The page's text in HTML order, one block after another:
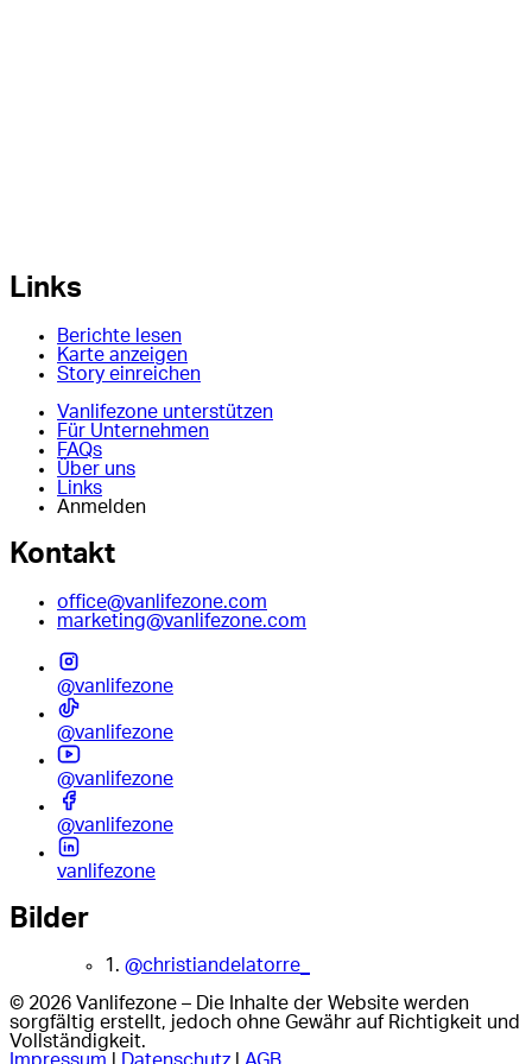
Links
Berichte lesen
Karte anzeigen
Story einreichen
Vanlifezone unterstützen
Für Unternehmen
FAQs
Über uns
Links
Anmelden
Kontakt
office@vanlifezone.com
marketing@vanlifezone.com
@vanlifezone
@vanlifezone
@vanlifezone
@vanlifezone
vanlifezone
Bilder
1. @christiandelatorre_
© 2026 Vanlifezone – Die Inhalte der Website werden
sorgfältig erstellt, jedoch ohne Gewähr auf Richtigkeit und
Vollständigkeit.